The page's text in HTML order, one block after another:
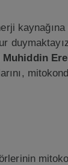
kaynağına
Muhiddin